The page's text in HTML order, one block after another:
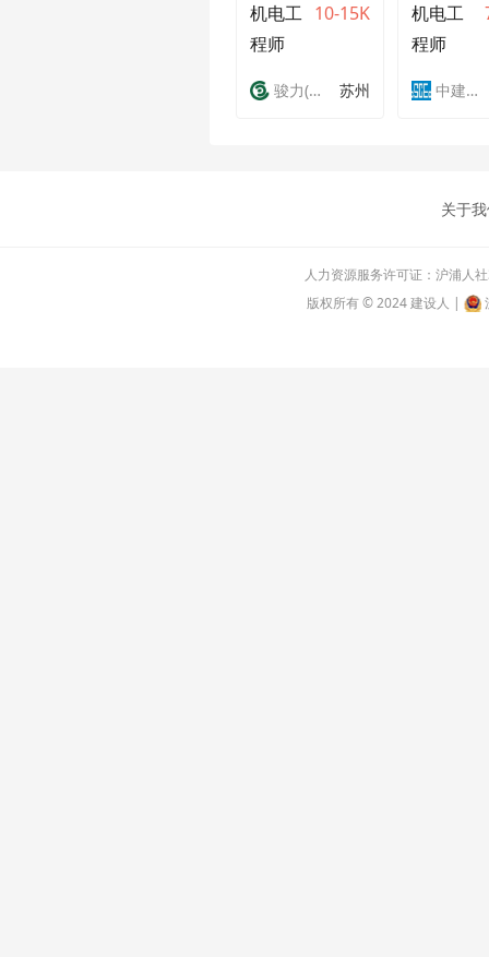
机电工
程师
10-15K
骏力(苏州)环境科技有限公司 苏州
机电工
程师
中建二局安装工程有限公司
关于
人力资源服务许可证：沪浦人
版权所有 © 2024 建设人 |